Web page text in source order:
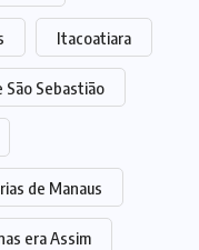
Itacoatiara
São Sebastião
de Manaus
era Assim